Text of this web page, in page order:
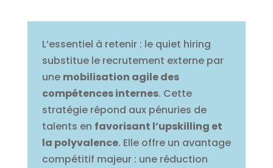
L’essentiel à retenir : le quiet hiring
substitue le recrutement externe par
une mobilisation agile des
compétences internes. Cette
stratégie répond aux pénuries de
talents en favorisant l’upskilling et
la polyvalence. Elle offre un avantage
compétitif majeur : une réduction